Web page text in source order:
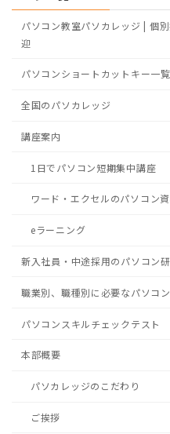
パソコン教室パソカレッジ | 個
迎
パソコンショートカットキー一
全国のパソカレッジ
講座案内
1日でパソコン短期集中講座
ワード・エクセルのパソコン
eラーニング
新入社員・中途採用のパソコン
職業別、職種別に必要なパソコ
パソコンスキルチェックテスト
本部概要
パソカレッジのこだわり
ご挨拶